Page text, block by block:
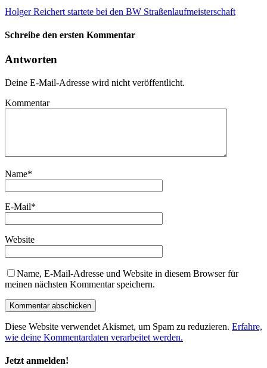
Holger Reichert startete bei den BW Straßenlaufmeisterschaft
Schreibe den ersten Kommentar
Antworten
Deine E-Mail-Adresse wird nicht veröffentlicht.
Kommentar
Name*
E-Mail*
Website
Name, E-Mail-Adresse und Website in diesem Browser für
meinen nächsten Kommentar speichern.
Diese Website verwendet Akismet, um Spam zu reduzieren. Erfahre,
wie deine Kommentardaten verarbeitet werden.
Jetzt anmelden!